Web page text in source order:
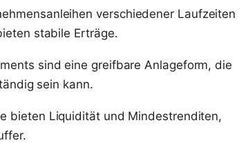
verschiedener Laufzeiten
stabile Erträge.
sind eine greifbare Anlageform, die
sein kann.
bieten Liquidität und Mindestrenditen,